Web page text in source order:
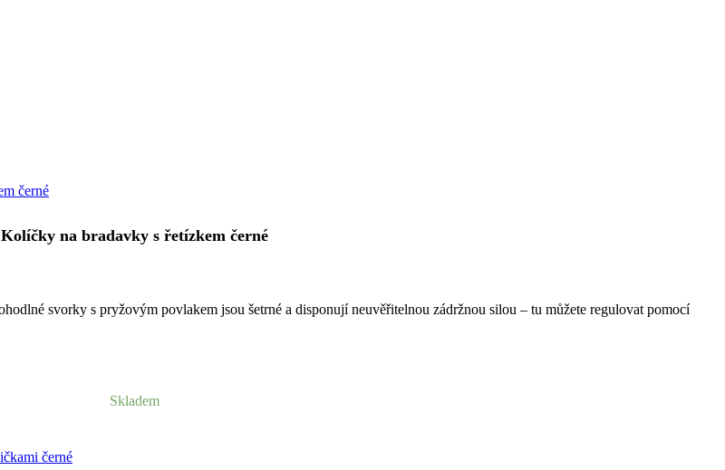
Kolíčky na bradavky s řetízkem černé
svorky s pryžovým povlakem jsou šetrné a disponují neuvěřitelnou zádržnou silou – tu můžete regulovat pomocí
Skladem